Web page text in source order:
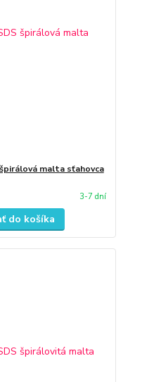
malta sťahovca
3-7 dní
do košíka